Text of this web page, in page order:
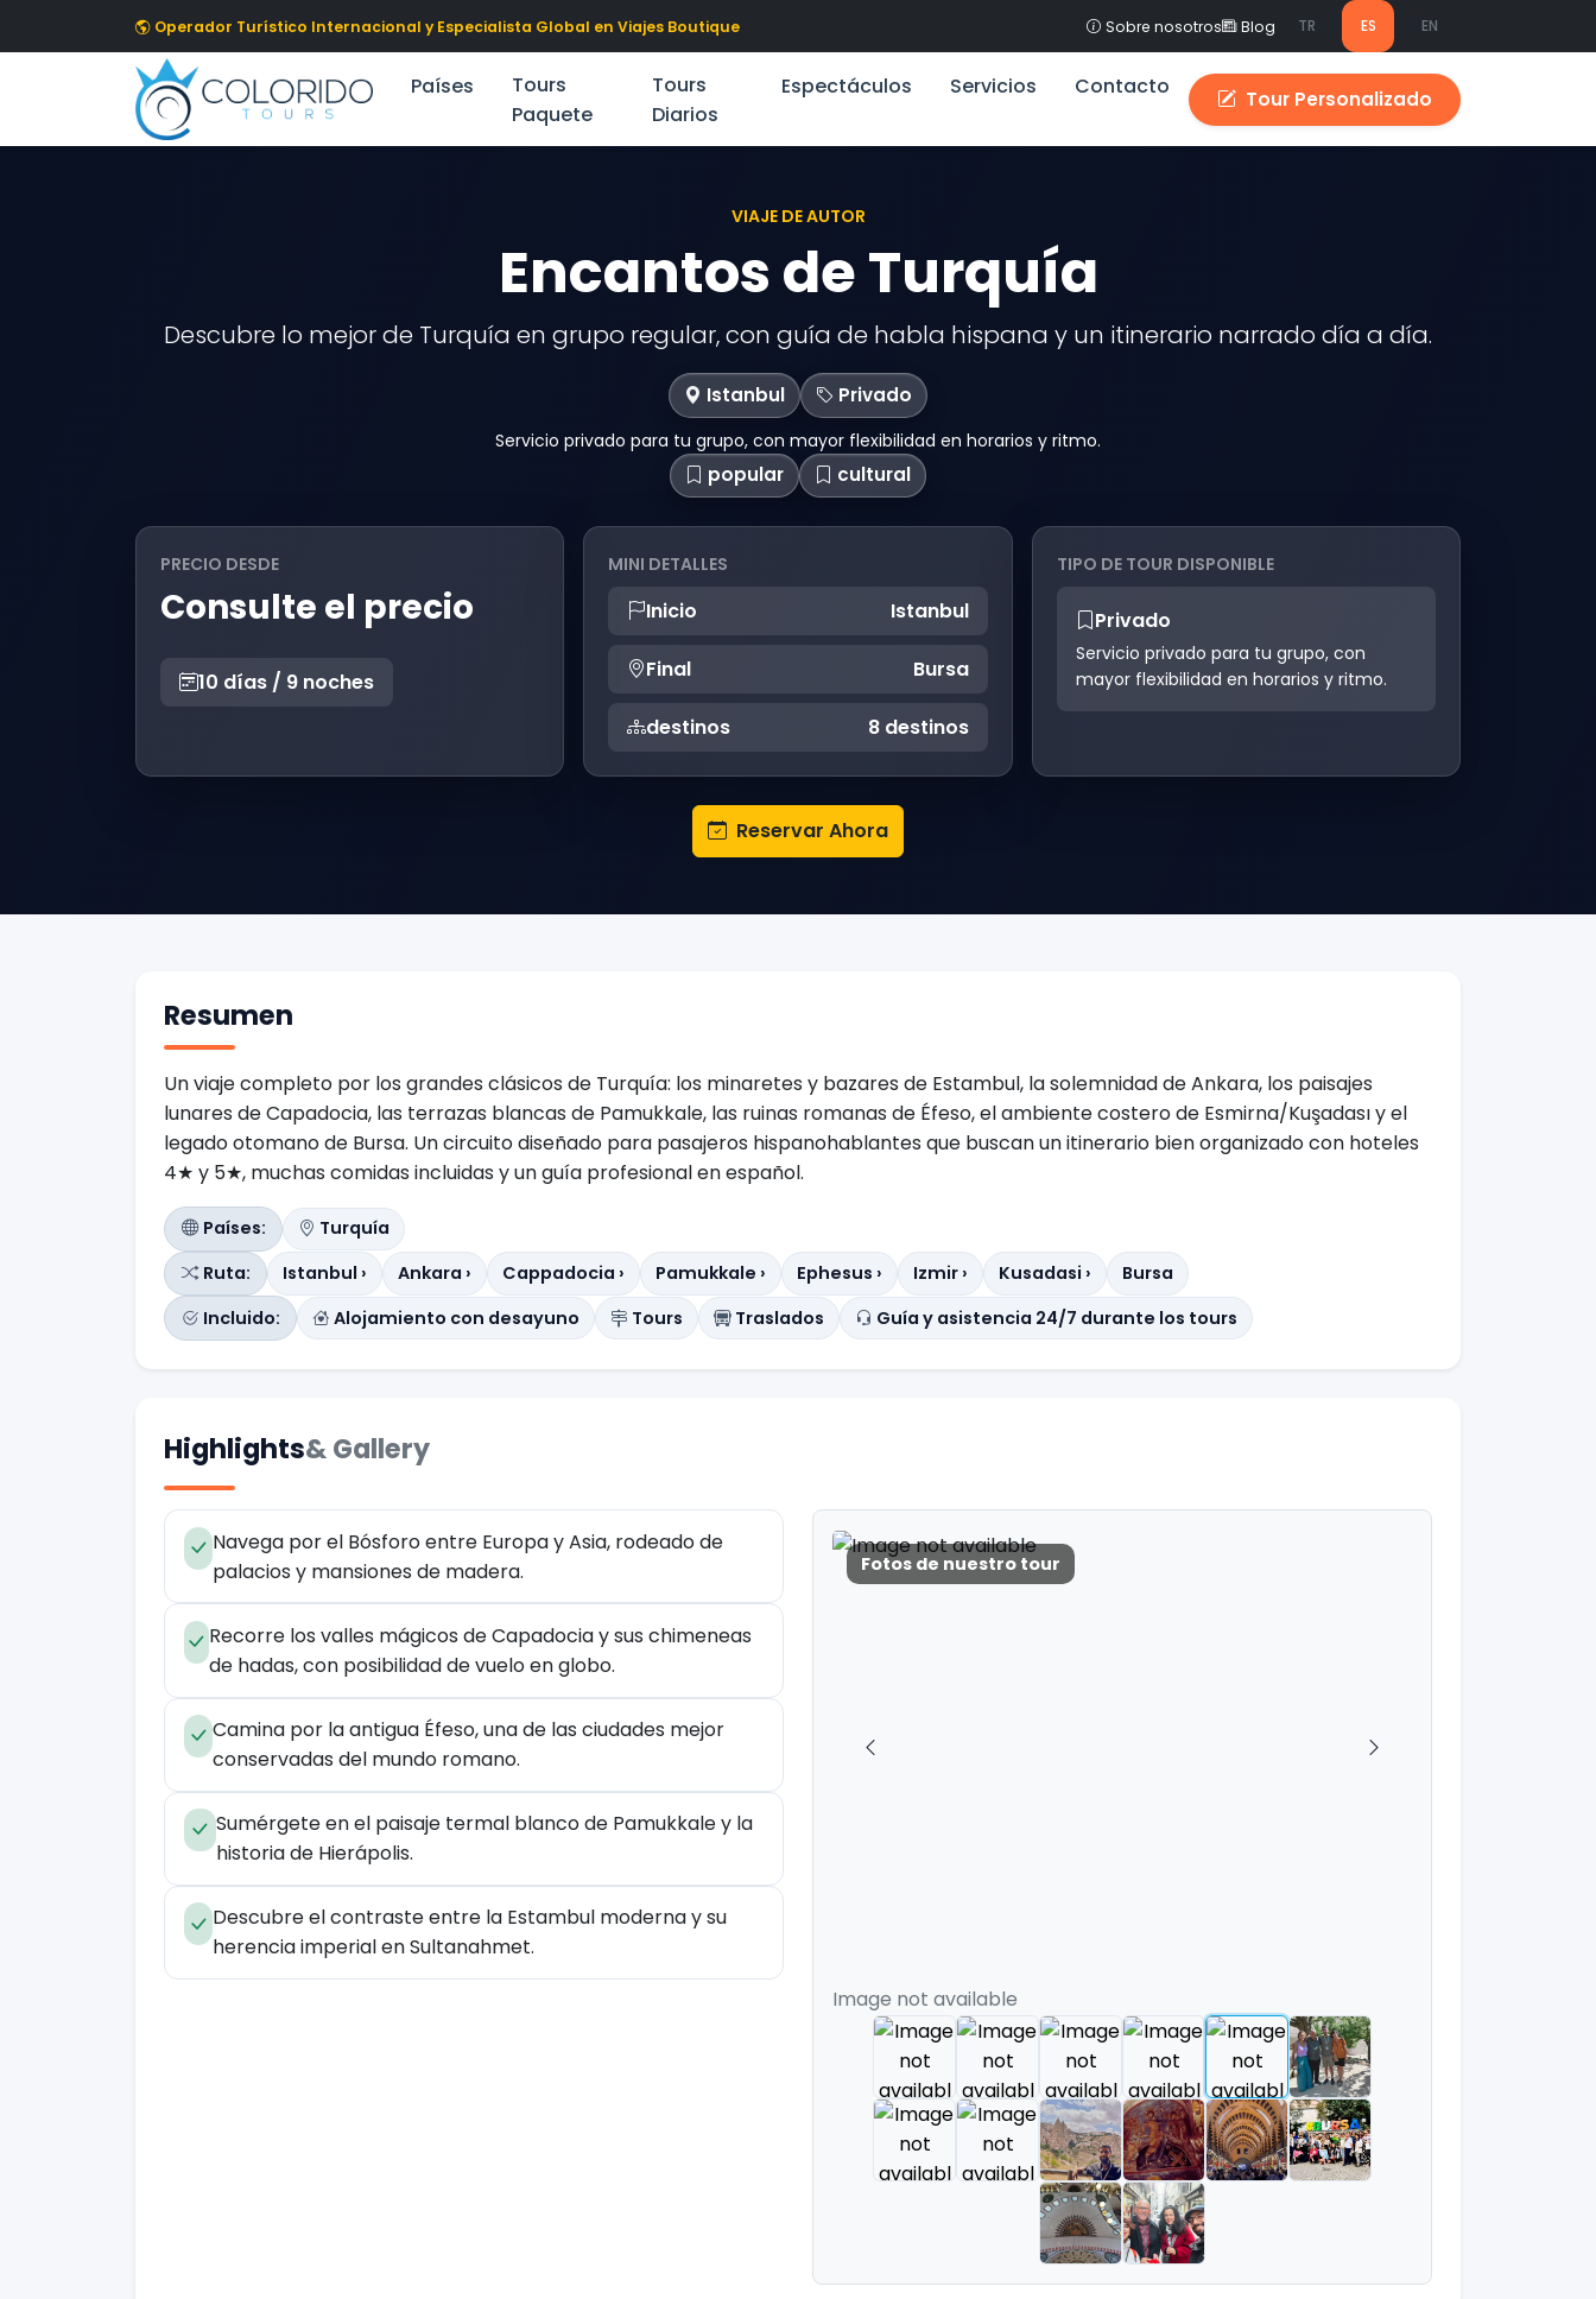
Skip to main contentOperador Turístico Internacional y Especialista Global en Viajes Boutique Sobre nosotros Blog TR ES EN
Países
Tours
Paquete
Tours
Diarios
Espectáculos Servicios Contacto Tour Personalizado
VIAJE DE AUTOR
Encantos de Turquía
Descubre lo mejor de Turquía en grupo regular, con guía de habla hispana y un itinerario narrado día a día.
Istanbul Privado
Servicio privado para tu grupo, con mayor flexibilidad en horarios y ritmo.
popular cultural
PRECIO DESDE
Consulte el precio
10 días / 9 noches
MINI DETALLES
Inicio Istanbul
Final Bursa
destinos 8 destinos
TIPO DE TOUR DISPONIBLE
Privado
Servicio privado para tu grupo, con
mayor flexibilidad en horarios y ritmo.
Reservar Ahora
Resumen
Un viaje completo por los grandes clásicos de Turquía: los minaretes y bazares de Estambul, la solemnidad de Ankara, los paisajes
lunares de Capadocia, las terrazas blancas de Pamukkale, las ruinas romanas de Éfeso, el ambiente costero de Esmirna/Kuşadası y el
legado otomano de Bursa. Un circuito diseñado para pasajeros hispanohablantes que buscan un itinerario bien organizado con hoteles
4★ y 5★, muchas comidas incluidas y un guía profesional en español.
Países:
Turquía
Ruta:
Istanbul › Ankara › Cappadocia › Pamukkale › Ephesus › Izmir › Kusadasi ›
Bursa
Incluido:
Alojamiento con desayuno Tours Traslados Guía y asistencia 24/7 durante los tours
Highlights& Gallery
Navega por el Bósforo entre Europa y Asia, rodeado de
palacios y mansiones de madera.
Recorre los valles mágicos de Capadocia y sus chimeneas
de hadas, con posibilidad de vuelo en globo.
Camina por la antigua Éfeso, una de las ciudades mejor
conservadas del mundo romano.
Sumérgete en el paisaje termal blanco de Pamukkale y la
historia de Hierápolis.
Descubre el contraste entre la Estambul moderna y su
herencia imperial en Sultanahmet.
Fotos de nuestro tour
Image not available